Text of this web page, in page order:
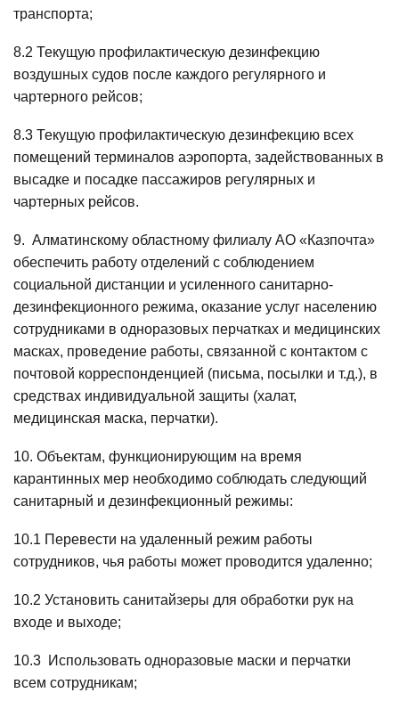
транспорта;
8.2 Текущую профилактическую дезинфекцию
воздушных судов после каждого регулярного и
чартерного рейсов;
8.3 Текущую профилактическую дезинфекцию всех
помещений терминалов аэропорта, задействованных в
высадке и посадке пассажиров регулярных и
чартерных рейсов.
9. Алматинскому областному филиалу АО «Казпочта»
обеспечить работу отделений с соблюдением
социальной дистанции и усиленного санитарно-
дезинфекционного режима, оказание услуг населению
сотрудниками в одноразовых перчатках и медицинских
масках, проведение работы, связанной с контактом с
почтовой корреспонденцией (письма, посылки и т.д.), в
средствах индивидуальной защиты (халат,
медицинская маска, перчатки).
10. Объектам, функционирующим на время
карантинных мер необходимо соблюдать следующий
санитарный и дезинфекционный режимы:
10.1 Перевести на удаленный режим работы
сотрудников, чья работы может проводится удаленно;
10.2 Установить санитайзеры для обработки рук на
входе и выходе;
10.3 Использовать одноразовые маски и перчатки
всем сотрудникам;